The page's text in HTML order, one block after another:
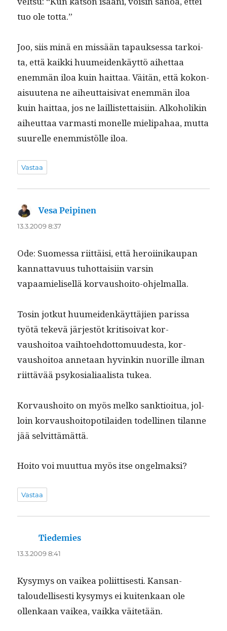
tuo ole totta.”
Joo, siis minä en mis­sään tapauk­ses­sa tarkoi­
ta, että kaik­ki huumei­denkäyt­tö aihet­taa
enem­män iloa kuin hait­taa. Väitän, että kokon­
aisuute­na ne aiheut­taisi­vat enem­män iloa
kuin hait­taa, jos ne lail­lis­tet­taisi­in. Alko­ho­likin
aiheut­taa var­masti mon­elle mieli­pa­haa, mut­ta
suurelle enem­mistölle iloa.
Vastaa
Vesa Peipinen
13.3.2009 8:37
Ode: Suomes­sa riit­täisi, että hero­i­inikau­pan
kan­nat­tavu­us tuhot­taisi­in varsin
vapaamielisel­lä korvaushoito-ohjelmalla.
Tosin jotkut huumei­denkäyt­täjien paris­sa
työtä tekevä jär­jestöt kri­ti­soi­vat kor­
vaushoitoa vai­h­toe­hdot­to­muud­es­ta, kor­
vaushoitoa annetaan hyvinkin nuo­rille ilman
riit­tävää psykosiali­aal­ista tukea.
Kor­vaushoito on myös melko sank­tioitua, jol­
loin kor­vaushoitopoti­laiden todel­li­nen tilanne
jää selvittämättä.
Hoito voi muut­tua myös itse ongelmaksi?
Vastaa
Tiedemies
13.3.2009 8:41
Kysymys on vaikea poli­it­tis­es­ti. Kansan­
taloudel­lis­es­ti kysymys ei kuitenkaan ole
ollenkaan vaikea, vaik­ka väitetään.